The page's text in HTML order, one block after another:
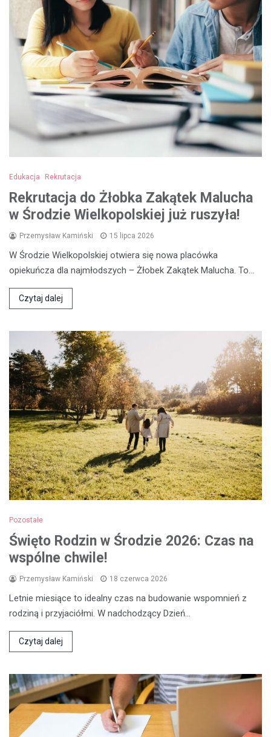
Edukacja Rekrutacja
Rekrutacja do Żłobka Zakątek Malucha
w Środzie Wielkopolskiej już ruszyła!
Przemysław Kamiński 15 lipca 2026
W Środzie Wielkopolskiej otwiera się nowa placówka
opiekuńcza dla najmłodszych – Żłobek Zakątek Malucha. To…
Czytaj dalej
Pozostałe
Święto Rodzin w Środzie 2026: Czas na
wspólne chwile!
Przemysław Kamiński 18 czerwca 2026
Letnie miesiące to idealny czas na budowanie wspomnień z
rodziną i przyjaciółmi. W nadchodzący Dzień…
Czytaj dalej